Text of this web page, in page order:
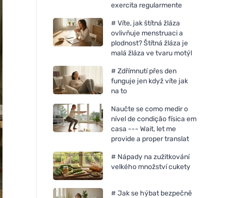
exercita regularmente
# Víte, jak štítná žláza
ovlivňuje menstruaci a
plodnost? Štítná žláza je
malá žláza ve tvaru motýl
# Zdřímnutí přes den
funguje jen když víte jak
na to
Naučte se como medir o
nível de condição física em
casa --- Wait, let me
provide a proper translat
# Nápady na zužitkování
velkého množství cukety
# Jak se hýbat bezpečně